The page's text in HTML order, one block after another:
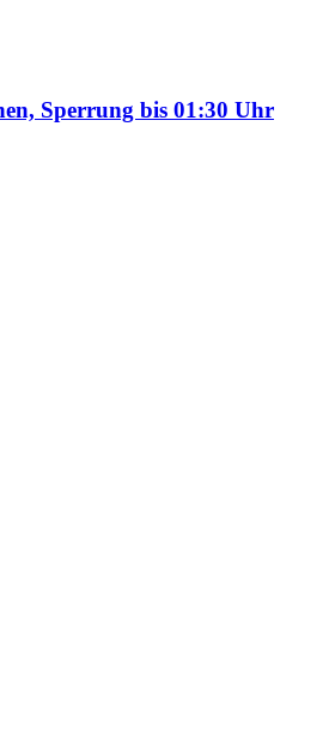
Sperrung bis 01:30 Uhr